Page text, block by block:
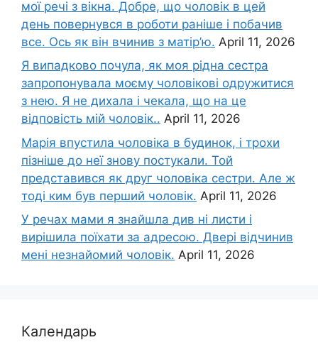
мої речі з вікна. Добре, що чоловік в цей
день повернувся в роботи раніше і побачив
все. Ось як він вчинив з матір’ю. April 11, 2026
Я випадково почула, як моя рідна сестра
запропонувала моєму чоловікові одружитися
з нею. Я не дихала і чекала, що на це
відповість мій чоловік.. April 11, 2026
Марія впустила чоловіка в будинок, і трохи
пізніше до неї знову постукали. Той
представився як друг чоловіка сестри. Але ж
тоді ким був перший чоловік. April 11, 2026
У речах мами я знайшла див ні листи і
вирішила поїхати за адресою. Двері відчинив
мені незнайомий чоловік. April 11, 2026
Календарь